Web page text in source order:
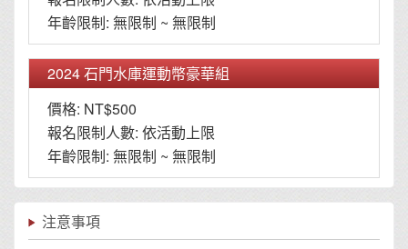
年齡限制: 無限制 ~ 無限制
2024 石門水庫運動幣豪華組
價格: NT$500
報名限制人數: 依活動上限
年齡限制: 無限制 ~ 無限制
注意事項